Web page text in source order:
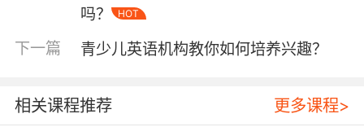
孩子对于周围的一切新鲜事物都是充满好奇的，
方式，家长们可以协助孩子来记忆，制作一副画
吗？
HOT
下一篇 青少儿英语机构教你如何培养兴趣？
相关课程推荐 更多课程>